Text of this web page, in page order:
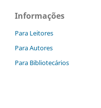
Informações
Para Leitores
Para Autores
Para Bibliotecários